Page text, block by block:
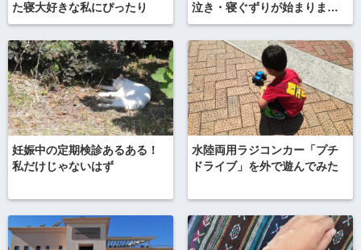
た寝大好きな私にぴったり
泣き・寝ぐずりが始まりまし
た……
妊娠中の定期検診あるある！
私だけじゃないはず
水陸両用ラジコンカー「プチ
ドライブ」を外で遊んでみた